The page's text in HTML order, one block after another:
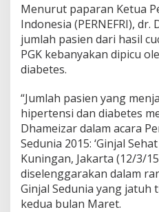
n
a
K
n
i
Menurut paparan Ketua
Indonesia (PERNEFRI), dr.
jumlah pasien dari hasil
PGK kebanyakan dipicu
diabetes.
“Jumlah pasien yang
hipertensi dan diabetes
Dhameizar dalam acara
Sedunia 2015: ‘Ginjal
Kuningan, Jakarta (12/3/
diselenggarakan dalam
Ginjal Sedunia yang jatuh
kedua bulan Maret.